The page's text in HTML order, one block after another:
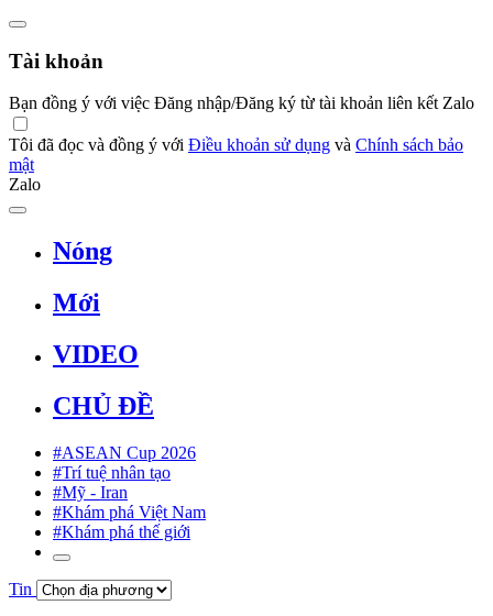
Tài khoản
Bạn đồng ý với việc Đăng nhập/Đăng ký từ tài khoản liên kết Zalo
Tôi đã đọc và đồng ý với Điều khoản sử dụng và Chính sách bảo
mật
Zalo
Nóng
Mới
VIDEO
CHỦ ĐỀ
#ASEAN Cup 2026
#Trí tuệ nhân tạo
#Mỹ - Iran
#Khám phá Việt Nam
#Khám phá thế giới
Tin